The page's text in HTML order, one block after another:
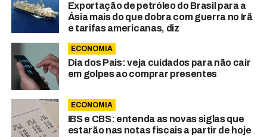
Exportação de petróleo do Brasil para a
Ásia mais do que dobra com guerra no Irã
e tarifas americanas, diz
ECONOMIA
Dia dos Pais: veja cuidados para não cair
em golpes ao comprar presentes
ECONOMIA
IBS e CBS: entenda as novas siglas que
estarão nas notas fiscais a partir de hoje